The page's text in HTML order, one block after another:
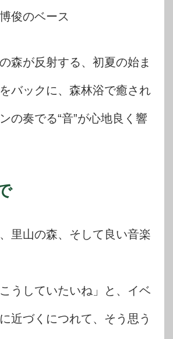
俊のベース
森が反射する、初夏の始ま
バックに、森林浴で癒され
の奏でる“音”が心地良く響
里山の森、そして良い音楽
こうしていたいね」と、イベ
近づくにつれて、そう思う